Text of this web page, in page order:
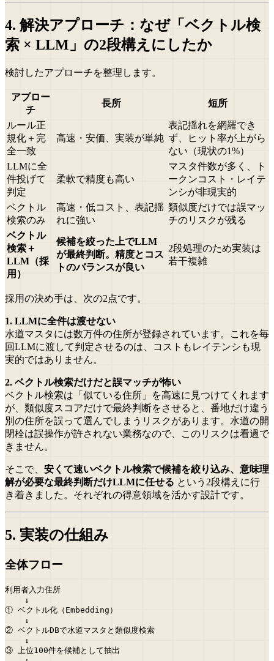
4. 解決アプローチ：なぜ「ベクトル検
索 × LLM」の2段構えにしたか
検討したアプローチを整理します。
アプロー
チ
長所 短所
ルール正
規化＋完
全一致
高速・安価、実装が単純
表記揺れを網羅でき
ず、ヒット率が上がら
ない（現状の1%）
LLMに全
件投げて
判定
柔軟で精度も高い
マスタ件数が多く、ト
ークンコスト・レイテ
ンシが非現実的
ベクトル
検索のみ
高速・低コスト、表記揺
れに強い
類似度だけでは誤マッ
チのリスクが残る
ベクトル
検索＋
LLM（採
用）
候補を絞った上でLLM
が最終判断。精度とコス
トのバランスが良い
2段処理のため実装は
若干複雑
採用の決め手は、次の2点です。
1. LLMに全件は渡せない
水道マスタには数万件の住所が登録されています。これを毎
回LLMに渡して判定させるのは、コストもレイテンシも現
実的ではありません。
2. ベクトル検索だけだと誤マッチが怖い
ベクトル検索は「似ている住所」を高速に見つけてくれます
が、類似度スコアだけで最終判断をさせると、番地だけ違う
別の住所を誤って選んでしまうリスクがあります。水道の開
閉栓は誤操作が許されない業務なので、このリスクは看過で
きません。
そこで、 安くて速いベクトル検索で候補を絞り込み、意味理
解が必要な最終判断だけLLMに任せる という2段構えに行
き着きました。それぞれの得意領域を活かす設計です。
5. 実装の仕組み
全体フロー
利用者入力住所
    ↓
① ベクトル化（Embedding）
    ↓
② ベクトルDBで水道マスタと類似度検索
    ↓
③ 上位100件を候補として抽出